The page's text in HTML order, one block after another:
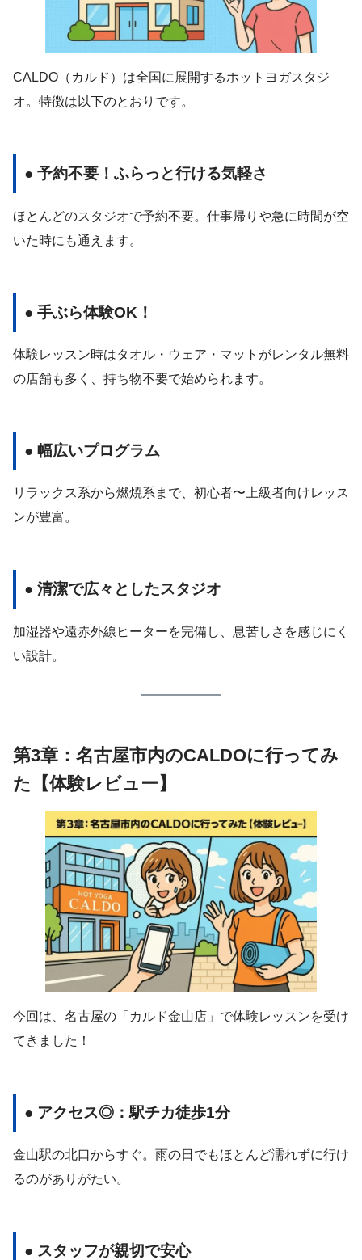
CALDO（カルド）は全国に展開するホットヨガスタジ
オ。特徴は以下のとおりです。
● 予約不要！ふらっと行ける気軽さ
ほとんどのスタジオで予約不要。仕事帰りや急に時間が空
いた時にも通えます。
● 手ぶら体験OK！
体験レッスン時はタオル・ウェア・マットがレンタル無料
の店舗も多く、持ち物不要で始められます。
● 幅広いプログラム
リラックス系から燃焼系まで、初心者〜上級者向けレッス
ンが豊富。
● 清潔で広々としたスタジオ
加湿器や遠赤外線ヒーターを完備し、息苦しさを感じにく
い設計。
第3章：名古屋市内のCALDOに行ってみ
た【体験レビュー】
今回は、名古屋の「カルド金山店」で体験レッスンを受け
てきました！
● アクセス◎：駅チカ徒歩1分
金山駅の北口からすぐ。雨の日でもほとんど濡れずに行け
るのがありがたい。
● スタッフが親切で安心